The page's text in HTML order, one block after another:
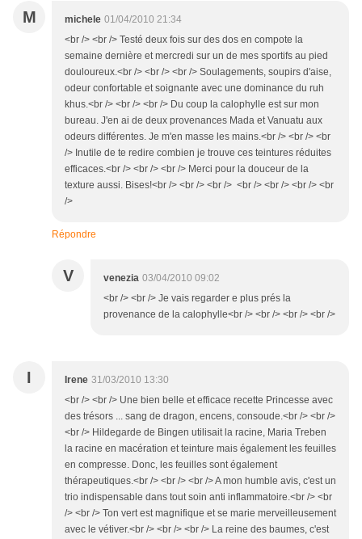
M michele 01/04/2010 21:34
<br /> <br /> Testé deux fois sur des dos en compote la
semaine dernière et mercredi sur un de mes sportifs au pied
douloureux.<br /> <br /> <br /> Soulagements, soupirs d'aise,
odeur confortable et soignante avec une dominance du ruh
khus.<br /> <br /> <br /> Du coup la calophylle est sur mon
bureau. J'en ai de deux provenances Mada et Vanuatu aux
odeurs différentes. Je m'en masse les mains.<br /> <br /> <br
/> Inutile de te redire combien je trouve ces teintures réduites
efficaces.<br /> <br /> <br /> Merci pour la douceur de la
texture aussi. Bises!<br /> <br /> <br /> <br /> <br /> <br /> <br
/>
Répondre
V venezia 03/04/2010 09:02
<br /> <br /> Je vais regarder e plus prés la
provenance de la calophylle<br /> <br /> <br /> <br />
I Irene 31/03/2010 13:30
<br /> <br /> Une bien belle et efficace recette Princesse avec
des trésors ... sang de dragon, encens, consoude.<br /> <br />
<br /> Hildegarde de Bingen utilisait la racine, Maria Treben
la racine en macération et teinture mais également les feuilles
en compresse. Donc, les feuilles sont également
thérapeutiques.<br /> <br /> <br /> A mon humble avis, c'est un
trio indispensable dans tout soin anti inflammatoire.<br /> <br
/> <br /> Ton vert est magnifique et se marie merveilleusement
avec le vétiver.<br /> <br /> <br /> La reine des baumes, c'est